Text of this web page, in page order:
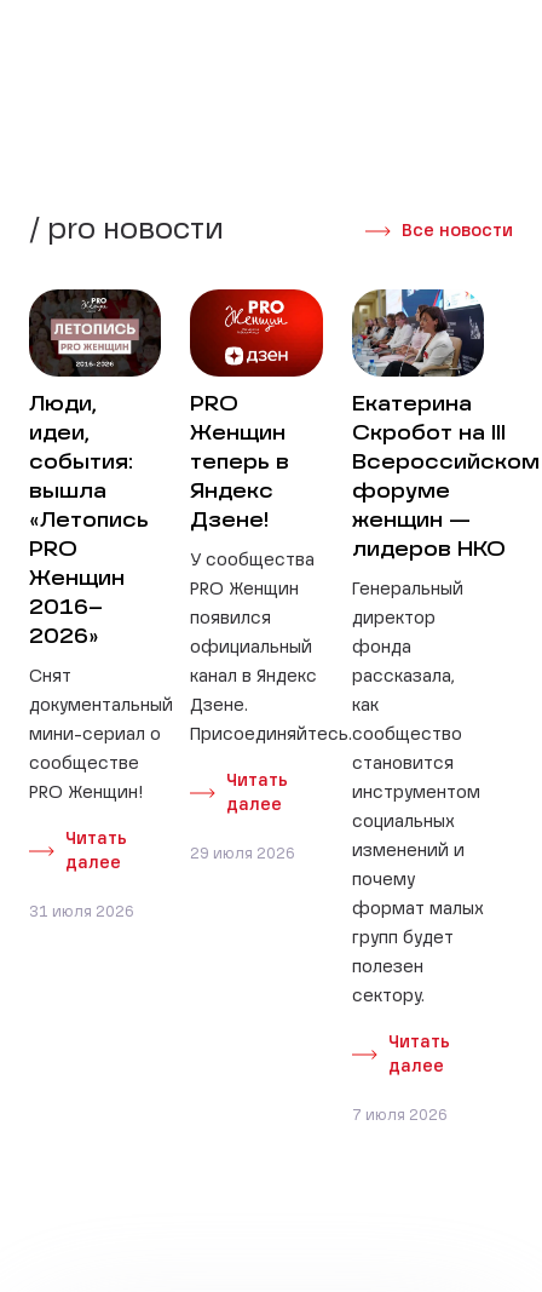
/ pro новости Все новости
Люди,
идеи,
события:
вышла
«Летопись
PRO
Женщин
2016–
2026»
Снят
документальный
мини-сериал о
сообществе
PRO Женщин!
Читать
далее
31 июля 2026
PRO
Женщин
теперь в
Яндекс
Дзене!
У сообщества
PRO Женщин
появился
официальный
канал в Яндекс
Дзене.
Присоединяйтесь.
Читать
далее
29 июля 2026
Екатерина
Скробот на III
Всероссийском
форуме
женщин —
лидеров НКО
Генеральный
директор
фонда
рассказала,
как
сообщество
становится
инструментом
социальных
изменений и
почему
формат малых
групп будет
полезен
сектору.
Читать
далее
7 июля 2026